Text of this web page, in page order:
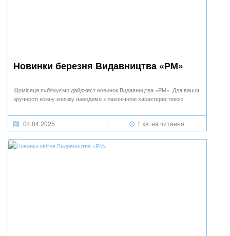
Новинки березня Видавництва «РМ»
Щомісяця публікуємо дайджест новинок Видавництва «РМ». Для вашої
зручності кожну книжку наводимо з лаконічною характеристикою.
04.04.2025 1 хв. на читання